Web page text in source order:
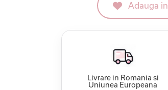
Adauga
Livrare in Romania si
Uniunea Europeana